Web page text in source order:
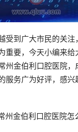
受到广大市民的关
重要，今天小编来
金伯利口腔医院，
服务广为好评，感
州金伯利口腔医院怎